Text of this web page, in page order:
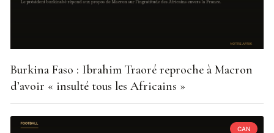
Burkina Faso : Ibrahim Traoré reproche à Macron
d’avoir « insulté tous les Africains »
CAN